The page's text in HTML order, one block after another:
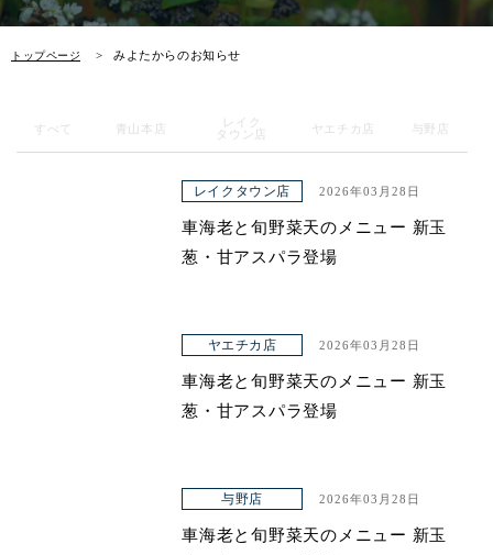
トップページ みよたからのお知らせ
メニュー
お知らせ
アクセス
すべて 青山本店
レイク
タウン店
ヤエチカ店 与野店
レイクタウン店 2026年03月28日
車海老と旬野菜天のメニュー 新玉
葱・甘アスパラ登場
ヤエチカ店 2026年03月28日
車海老と旬野菜天のメニュー 新玉
葱・甘アスパラ登場
与野店 2026年03月28日
車海老と旬野菜天のメニュー 新玉